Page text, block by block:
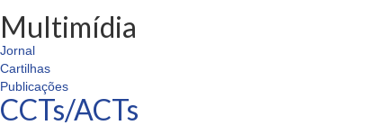
Multimídia
Jornal
Cartilhas
Publicações
CCTs/ACTs